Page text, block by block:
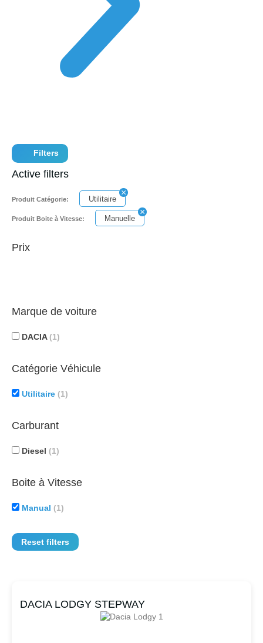
Filters
Active filters
Produit Catégorie: Utilitaire
Produit Boite à Vitesse: Manuelle
Prix
Marque de voiture
DACIA (1)
Catégorie Véhicule
Utilitaire (1)
Carburant
Diesel (1)
Boite à Vitesse
Manual (1)
Reset filters
DACIA LODGY STEPWAY